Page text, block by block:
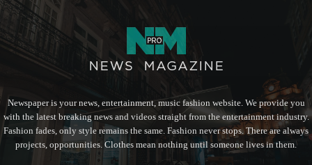
Newspaper is your news, entertainment, music fashion website. We provide you
with the latest breaking news and videos straight from the entertainment industry.
Fashion fades, only style remains the same. Fashion never stops. There are always
projects, opportunities. Clothes mean nothing until someone lives in them.